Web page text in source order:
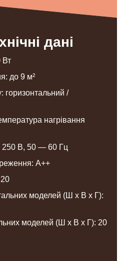
дані
Вт
до 9 м²
горизонтальний /
нагрівання
В, 50 — 60 Гц
A++
моделей (Ш х В х Г):
моделей (Ш х В х Г): 20